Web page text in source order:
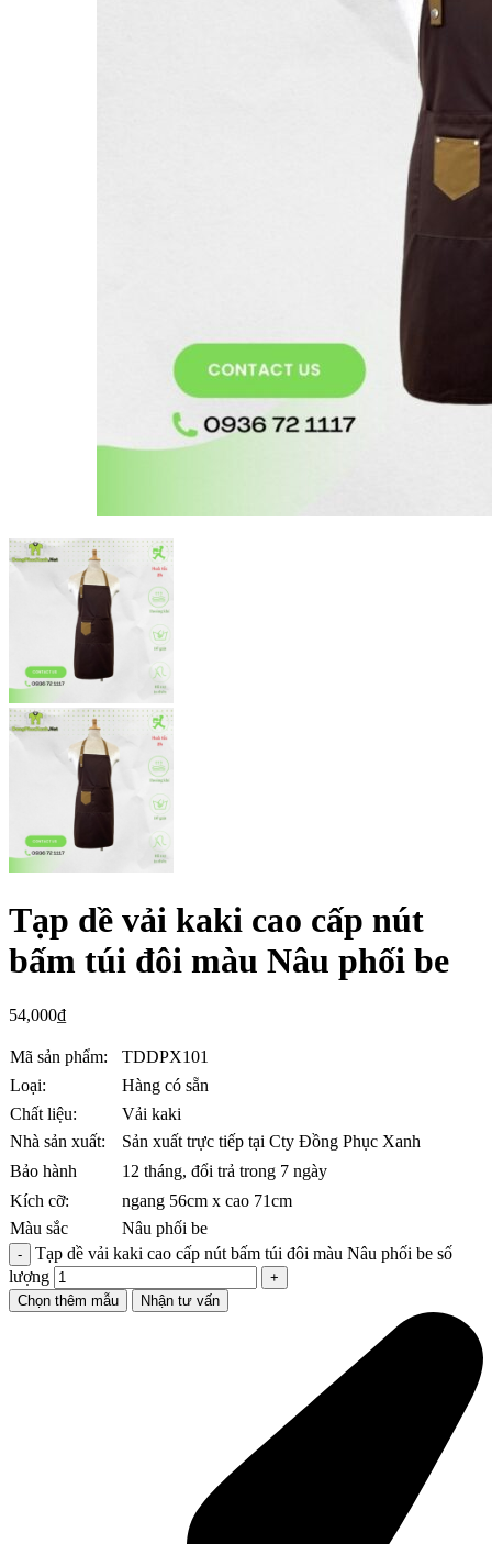
Tạp dề vải kaki cao cấp nút
bấm túi đôi màu Nâu phối be
54,000₫
Mã sản phẩm:
TDDPX101
Loại:
Hàng có sẵn
Chất liệu:
Vải kaki
Nhà sản xuất:
Sản xuất trực tiếp tại Cty Đồng Phục Xanh
Bảo hành
12 tháng, đổi trả trong 7 ngày
Kích cỡ:
ngang 56cm x cao 71cm
Màu sắc
Nâu phối be
Tạp dề vải kaki cao cấp nút bấm túi đôi màu Nâu phối be số
lượng
Chọn thêm mẫu Nhận tư vấn